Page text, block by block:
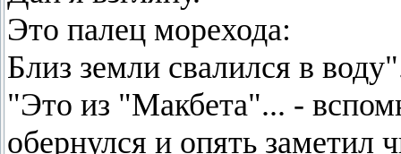
Это палец морехода:
Близ земли свалился в
"Это из "Макбета"... -
обернулся и опять